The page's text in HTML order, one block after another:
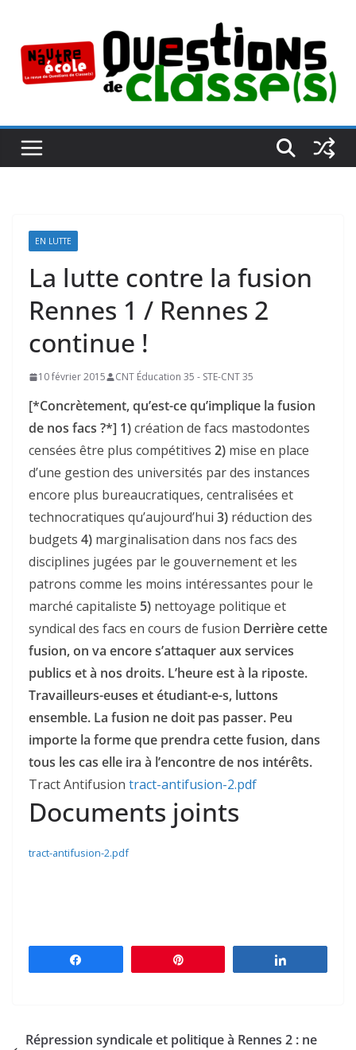
contenu
EN LUTTE
La lutte contre la fusion
Rennes 1 / Rennes 2
continue !
10 février 2015 CNT Éducation 35 - STE-CNT 35
[*Concrètement, qu’est-ce qu’implique la fusion
de nos facs ?*] 1)création de facs mastodontes
censées être plus compétitives 2) mise en place
d’une gestion des universités par des instances
encore plus bureaucratiques, centralisées et
technocratiques qu’aujourd’hui 3) réduction des
budgets 4) marginalisation dans nos facs des
disciplines jugées par le gouvernement et les
patrons comme les moins intéressantes pour le
marché capitaliste 5) nettoyage politique et
syndical des facs en cours de fusion Derrière cette
fusion, on va encore s’attaquer aux services
publics et à nos droits. L’heure est à la riposte.
Travailleurs-euses et étudiant-e-s, luttons
ensemble. La fusion ne doit pas passer. Peu
importe la forme que prendra cette fusion, dans
tous les cas elle ira à l’encontre de nos intérêts.
Tract Antifusion tract-antifusion-2.pdf
Documents joints
tract-antifusion-2.pdf
Répression syndicale et politique à Rennes 2 : ne